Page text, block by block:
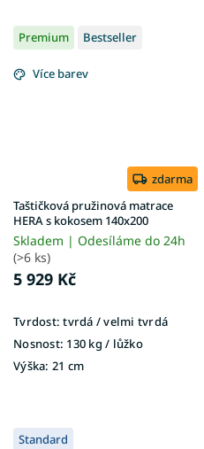
Premium Bestseller
Více barev
zdarma
Taštičková pružinová matrace
HERA s kokosem 140x200
Skladem | Odesíláme do 24h
(>6 ks)
5 929 Kč
Tvrdost: tvrdá / velmi tvrdá
Nosnost: 130 kg ​​​​​/ lůžko
Výška: 21 cm
Standard